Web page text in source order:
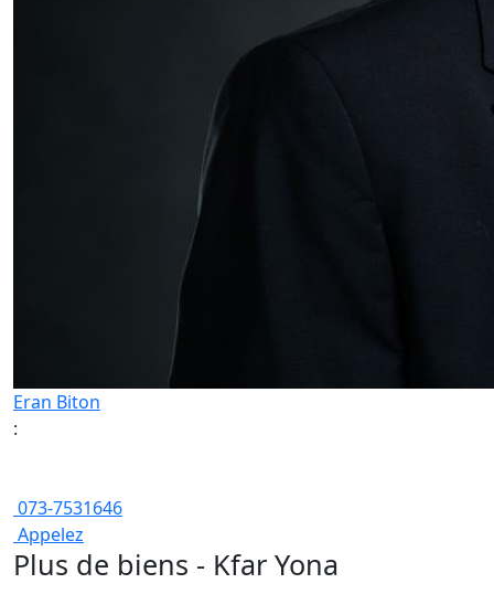
Eran Biton
:
073-7531646
Appelez
Plus de biens - Kfar Yona